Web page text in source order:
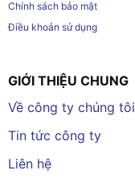
Chính sách bảo mật
Điều khoản sử dụng
GIỚI THIỆU CHUNG
Về công ty chúng tôi
Tin tức công ty
Liên hệ